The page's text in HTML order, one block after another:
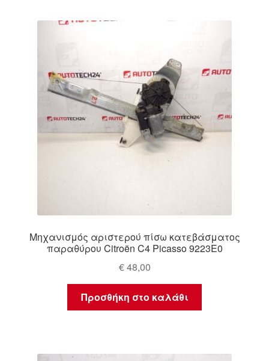
Μηχανισμός αριστερού πίσω κατεβάσματος
παραθύρου Citroën C4 Picasso 9223E0
€48,00
Προσθήκη στο καλάθι